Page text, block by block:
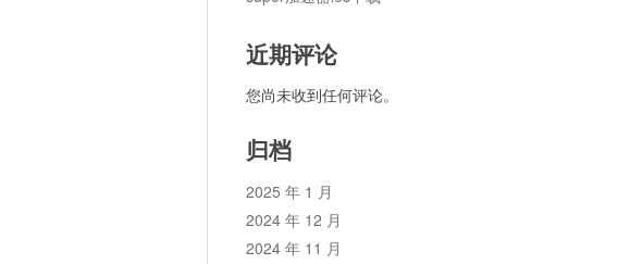
近期评论
您尚未收到任何评论。
归档
2025 年 1 月
2024 年 12 月
2024 年 11 月